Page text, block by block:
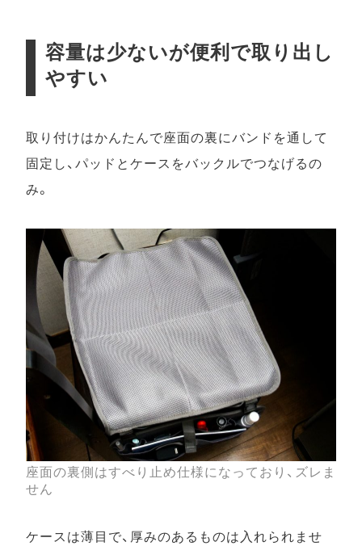
容量は少ないが便利で取り出し
やすい
取り付けはかんたんで座面の裏にバンドを通して
固定し、パッドとケースをバックルでつなげるの
み。
座面の裏側はすべり止め仕様になっており、ズレま
せん
ケースは薄目で、厚みのあるものは入れられませ